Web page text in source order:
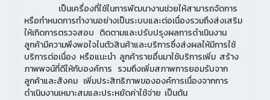
เป็นเครื่องที่ใช้ในการพัฒนางานช่วยให้สามารถจัดการ
หรือกำหนดการทำงานอย่างเป็นระบบและต่อเนื่องรวมถึงส่งเสริม
ให้เกิดการตรวจสอบ ติดตามและปรับปรุงผลการดำเนินงาน
ลูกค้ามีความพึงพอใจในตัวสินค้าและบริการซึ่งส่งผลให้มีการใช้
บริการต่อเนื่อง หรือแนะนำ ลูกค้ารายอื่นมาใช้บริการเพิ่ม สร้าง
ภาพพจน์ที่ดีให้กับองค์การ รวมถึงเพิ่มสภาพการยอมรับจาก
ลูกค้าและสังคม เพิ่มประสิทธิภาพขององค์การเนื่องจากการ
ดำเนินงานเหมาะสมและประหยัดค่าใช้จ่าย เป็นต้น